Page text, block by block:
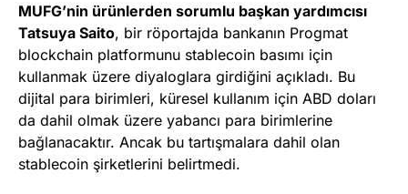
MUFG’nin ürünlerden sorumlu başkan yardımcısı
Tatsuya Saito, bir röportajda bankanın Progmat
blockchain platformunu stablecoin basımı için
kullanmak üzere diyaloglara girdiğini açıkladı. Bu
dijital para birimleri, küresel kullanım için ABD doları
da dahil olmak üzere yabancı para birimlerine
bağlanacaktır. Ancak bu tartışmalara dahil olan
stablecoin şirketlerini belirtmedi.